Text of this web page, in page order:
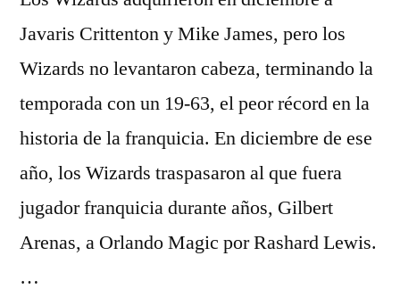
Javaris Crittenton y Mike James, pero los
Wizards no levantaron cabeza, terminando la
temporada con un 19-63, el peor récord en la
historia de la franquicia. En diciembre de ese
año, los Wizards traspasaron al que fuera
jugador franquicia durante años, Gilbert
Arenas, a Orlando Magic por Rashard Lewis.
…